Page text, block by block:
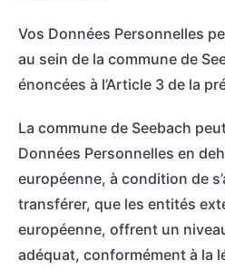
Vos Données Personnelles
au sein de la commune de
énoncées à l’Article 3 de la
La commune de Seebach
Données Personnelles en
européenne, à condition de
transférer, que les entités
européenne, offrent un
adéquat, conformément à la